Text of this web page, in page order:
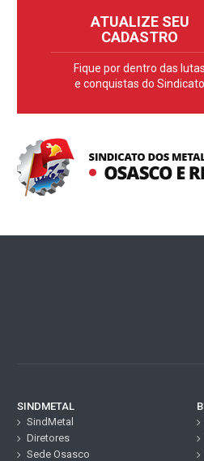
ATUALIZE SEU
CADASTRO
Fique por dentro das lutas
e conquistas do Sindicato
SINDMETAL
SindMetal
Diretores
Sede Osasco